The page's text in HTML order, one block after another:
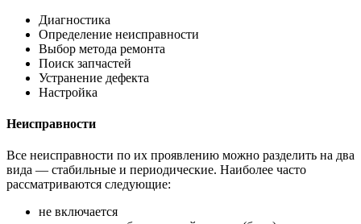
Диагностика
Определение неисправности
Выбор метода ремонта
Поиск запчастей
Устранение дефекта
Настройка
Неисправности
Все неисправности по их проявлению можно разделить на два
вида — стабильные и периодические. Наиболее часто
рассматриваются следующие:
не включается